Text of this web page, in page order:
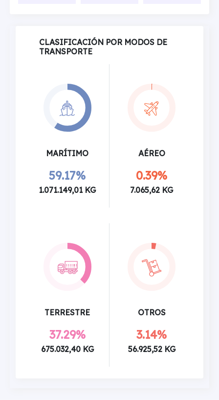
CLASIFICACIÓN POR MODOS DE
TRANSPORTE
MARÍTIMO
59.17%
1.071.149,01 KG
AÉREO
0.39%
7.065,62 KG
TERRESTRE
37.29%
675.032,40 KG
OTROS
3.14%
56.925,52 KG